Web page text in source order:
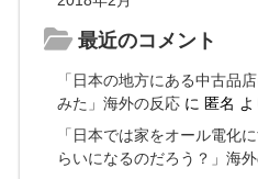
最近のコメント
「日本の地方にある中古品
みた」海外の反応 に匿名 よ
「日本では家をオール電化
らいになるのだろう？」海